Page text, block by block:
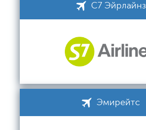
С7 Эйрлайнз
Эмирейтс